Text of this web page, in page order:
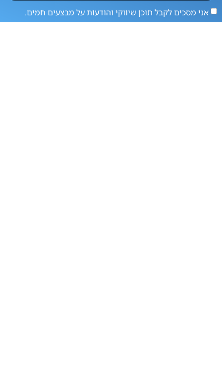
אני מסכים לקבל תוכן שיווקי והודעות על מבצעים חמים.